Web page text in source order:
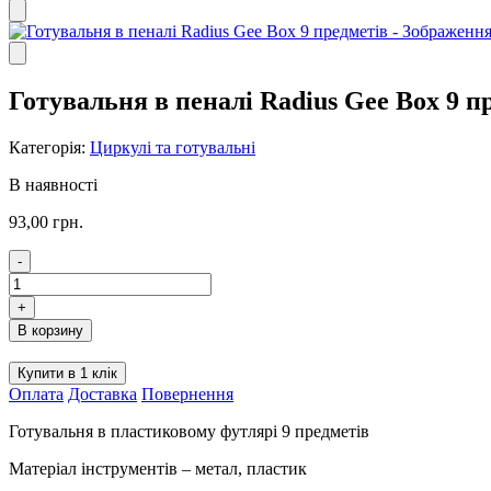
Готувальня в пеналі Radius Gee Box 9
Категорія: Циркулі та готувальні
В наявності
93,00 грн.
-
Готувальня
в
пеналі
Radius
Gee
Box
9
кількість
+
В корзину
Купити в 1 клік
Оплата Доставка Повернення
Готувальня в пластиковому футлярі 9 предметів
Матеріал інструментів – метал, пластик